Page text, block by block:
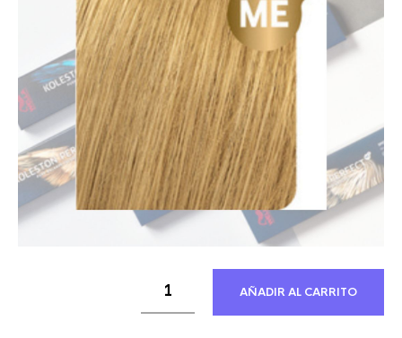
AÑADIR AL CARRITO